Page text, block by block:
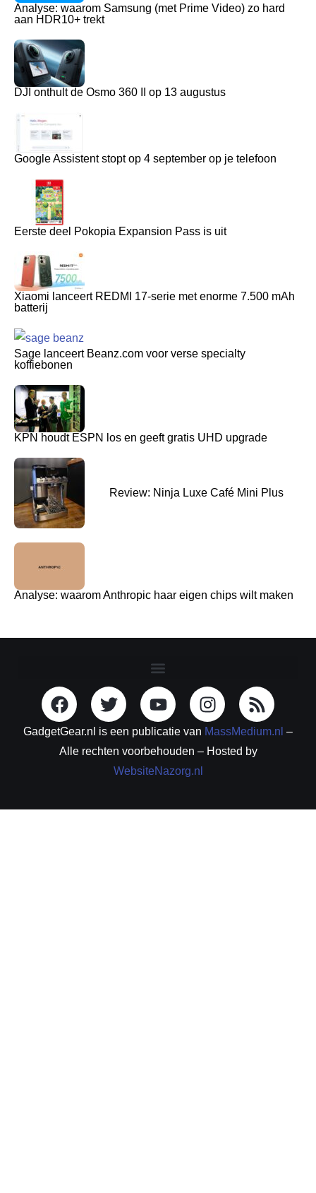
Analyse: waarom Samsung (met Prime Video) zo hard
aan HDR10+ trekt
DJI onthult de Osmo 360 II op 13 augustus
Google Assistent stopt op 4 september op je telefoon
Eerste deel Pokopia Expansion Pass is uit
Xiaomi lanceert REDMI 17-serie met enorme 7.500 mAh
batterij
Sage lanceert Beanz.com voor verse specialty
koffiebonen
KPN houdt ESPN los en geeft gratis UHD upgrade
Review: Ninja Luxe Café Mini Plus
Analyse: waarom Anthropic haar eigen chips wilt maken
GadgetGear.nl is een publicatie van MassMedium.nl –
Alle rechten voorbehouden – Hosted by
WebsiteNazorg.nl